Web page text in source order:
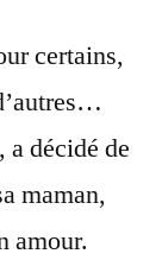
certains,
décidé de
maman,
amour.